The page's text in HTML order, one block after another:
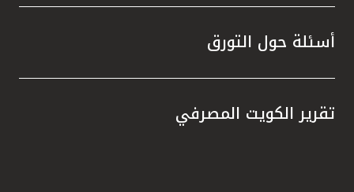
أسئلة حول التورق
تقرير الكويت المصرفي